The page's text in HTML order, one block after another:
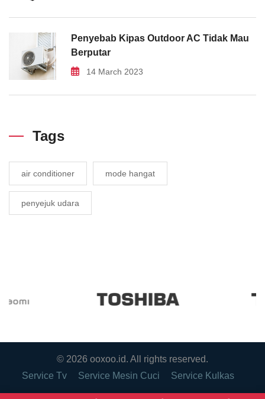
Penyebab Kipas Outdoor AC Tidak Mau
Berputar
14 March 2023
Tags
air conditioner mode hangat
penyejuk udara
© 2026 ooxoo.id. All rights reserved.
Service Tv
Service Mesin Cuci Service Kulkas